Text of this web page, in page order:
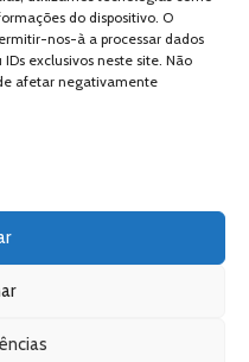
do dispositivo. O
nos-à a processar dados
exclusivos neste site. Não
afetar negativamente
e novos
Rights Reserved